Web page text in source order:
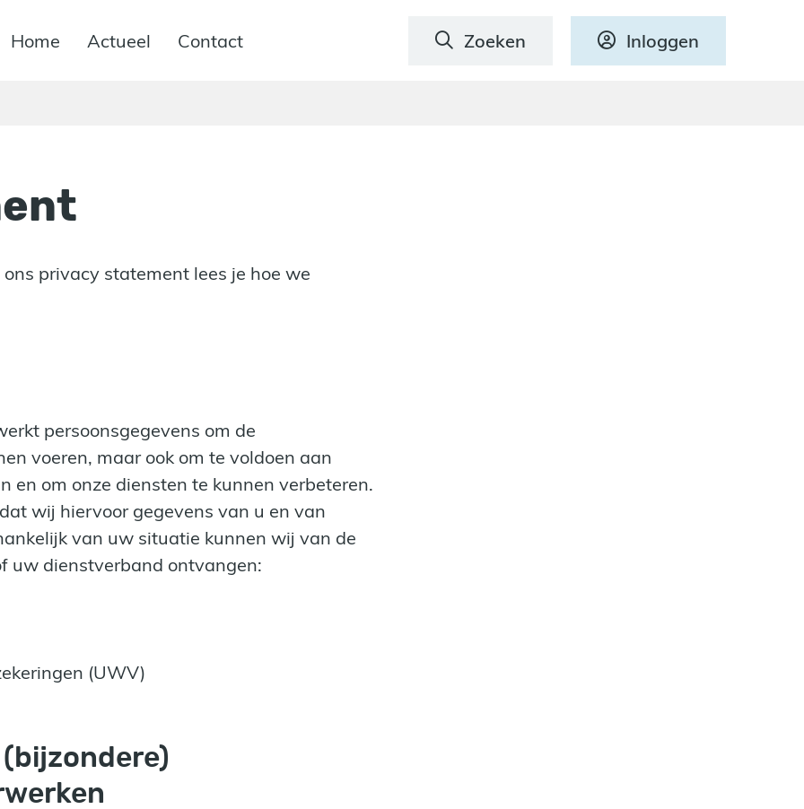
Home Actueel Contact Zoeken Inloggen
privacy statement lees je hoe we
persoonsgegevens om de
voeren, maar ook om te voldoen aan
om onze diensten te kunnen verbeteren.
wij hiervoor gegevens van u en van
van uw situatie kunnen wij van de
uw dienstverband ontvangen:
(UWV)